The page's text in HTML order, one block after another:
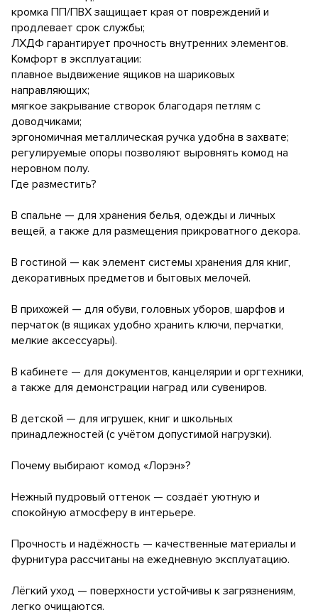
кромка ПП/ПВХ защищает края от повреждений и
продлевает срок службы;
ЛХДФ гарантирует прочность внутренних элементов.
Комфорт в эксплуатации:
плавное выдвижение ящиков на шариковых
направляющих;
мягкое закрывание створок благодаря петлям с
доводчиками;
эргономичная металлическая ручка удобна в захвате;
регулируемые опоры позволяют выровнять комод на
неровном полу.
Где разместить?
В спальне — для хранения белья, одежды и личных
вещей, а также для размещения прикроватного декора.
В гостиной — как элемент системы хранения для книг,
декоративных предметов и бытовых мелочей.
В прихожей — для обуви, головных уборов, шарфов и
перчаток (в ящиках удобно хранить ключи, перчатки,
мелкие аксессуары).
В кабинете — для документов, канцелярии и оргтехники,
а также для демонстрации наград или сувениров.
В детской — для игрушек, книг и школьных
принадлежностей (с учётом допустимой нагрузки).
Почему выбирают комод «Лорэн»?
Нежный пудровый оттенок — создаёт уютную и
спокойную атмосферу в интерьере.
Прочность и надёжность — качественные материалы и
фурнитура рассчитаны на ежедневную эксплуатацию.
Лёгкий уход — поверхности устойчивы к загрязнениям,
легко очищаются.